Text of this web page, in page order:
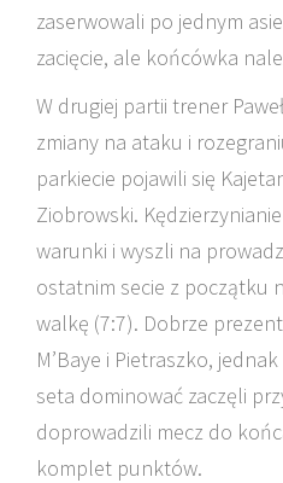
zaserwowali po jednym
zacięcie, ale końcówka
W drugiej partii trener
zmiany na ataku i
parkiecie pojawili się
Ziobrowski.
warunki i wyszli na
ostatnim secie z początku
walkę (7:7). Dobrze
M’Baye i Pietraszko,
seta dominować zaczęli
doprowadzili mecz do
komplet punktów.